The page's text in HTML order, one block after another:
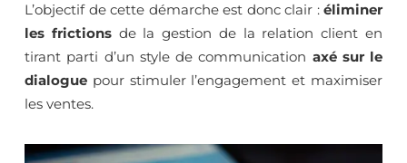
L’objectif de cette démarche est donc clair : éliminer
les frictionsde la gestion de la relation client en
tirant parti d’un style de communication axé sur le
dialogue pour stimuler l’engagement et maximiser
les ventes.